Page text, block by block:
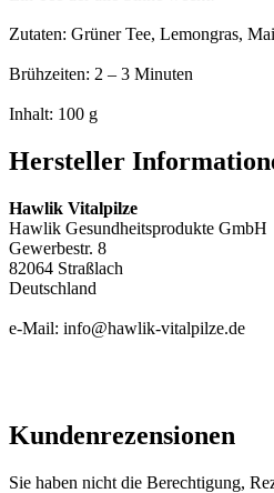
Zutaten: Grüner Tee, Lemongras,
Brühzeiten: 2 – 3 Minuten
Inhalt: 100 g
Hersteller
Hawlik Vitalpilze
Hawlik Gesundheitsprodukte GmbH
Gewerbestr. 8
82064 Straßlach
Deutschland
e-Mail: info@hawlik-vitalpilze.de
Kundenrezensionen
Sie haben nicht die Berechtigung,